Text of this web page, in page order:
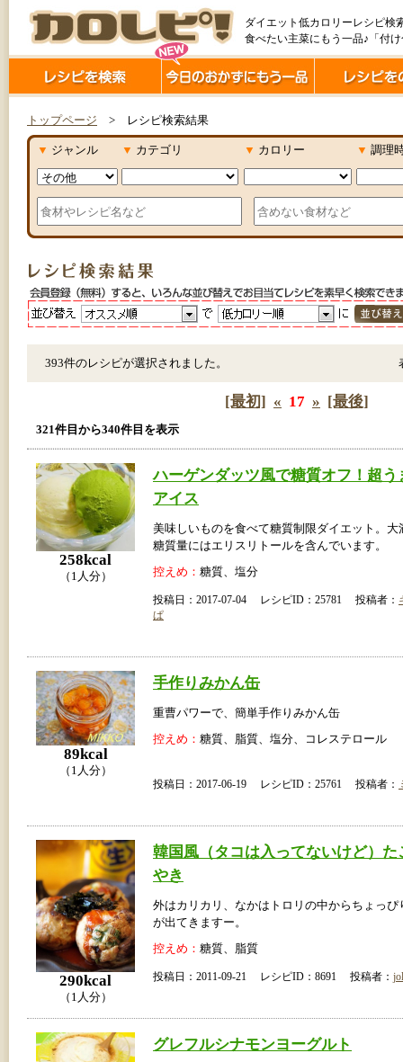
ダイエット低カロリーレシピ検
食べたい主菜にもう一品♪「付
トップページ > レシピ検索結果
▼ ジャンル ▼ カテゴリ ▼ カロリー ▼ 調理
393件のレシピが選択されました。
[最初] « 17 » [最後]
321件目から340件目を表示
258kcal
（1人分）
ハーゲンダッツ風で糖質オフ！超う
アイス
美味しいものを食べて糖質制限ダイエット。大
糖質量にはエリスリトールを含んでいます。
控えめ： 糖質、塩分
投稿日：2017-07-04 レシピID：25781 投稿者：
ぱ
89kcal
（1人分）
手作りみかん缶
重曹パワーで、簡単手作りみかん缶
控えめ： 糖質、脂質、塩分、コレステロール
投稿日：2017-06-19 レシピID：25761 投稿者：
290kcal
（1人分）
韓国風（タコは入ってないけど）た
やき
外はカリカリ、なかはトロリの中からちょっぴ
が出てきますー。
控えめ： 糖質、脂質
投稿日：2011-09-21 レシピID：8691 投稿者：
グレフルシナモンヨーグルト